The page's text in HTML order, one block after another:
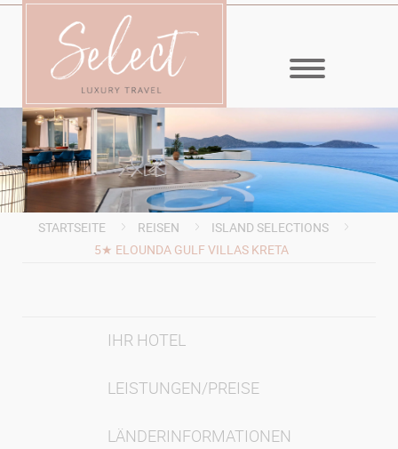
MENÜ
STARTSEITE REISEN
ISLAND SELECTIONS
5★ ELOUNDA GULF VILLAS KRETA
IHR HOTEL
LEISTUNGEN/PREISE
LÄNDERINFORMATIONEN